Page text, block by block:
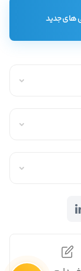
کرد:
غذایی و حتی
هستند.
است.
های جدید